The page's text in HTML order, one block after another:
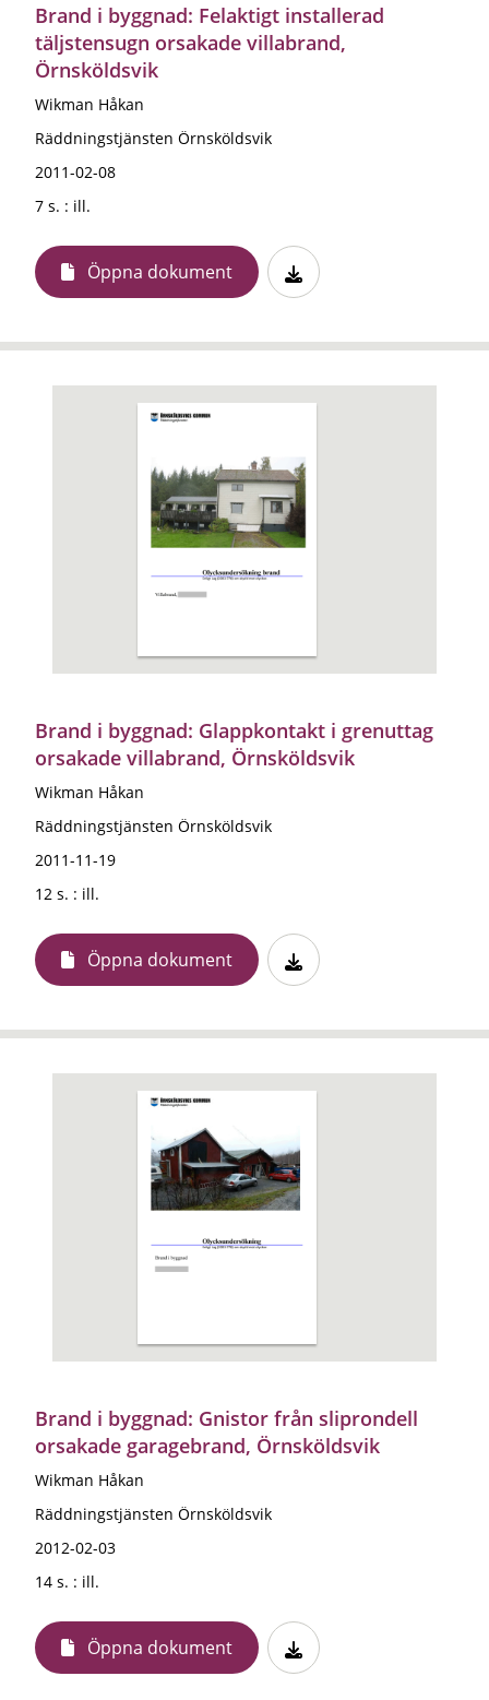
Brand i byggnad: Felaktigt installerad
täljstensugn orsakade villabrand,
Örnsköldsvik
Wikman Håkan
Räddningstjänsten Örnsköldsvik
2011-02-08
7 s. : ill.
Öppna dokument
Brand i byggnad: Glappkontakt i grenuttag
orsakade villabrand, Örnsköldsvik
Wikman Håkan
Räddningstjänsten Örnsköldsvik
2011-11-19
12 s. : ill.
Öppna dokument
Brand i byggnad: Gnistor från sliprondell
orsakade garagebrand, Örnsköldsvik
Wikman Håkan
Räddningstjänsten Örnsköldsvik
2012-02-03
14 s. : ill.
Öppna dokument